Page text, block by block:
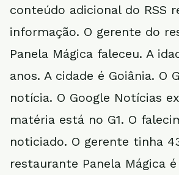
conteúdo adicional do RSS
informação. O gerente do
Panela Mágica faleceu. A
anos. A cidade é Goiânia. O
notícia. O Google Notícias
matéria está no G1. O
noticiado. O gerente tinha
restaurante Panela Mágica